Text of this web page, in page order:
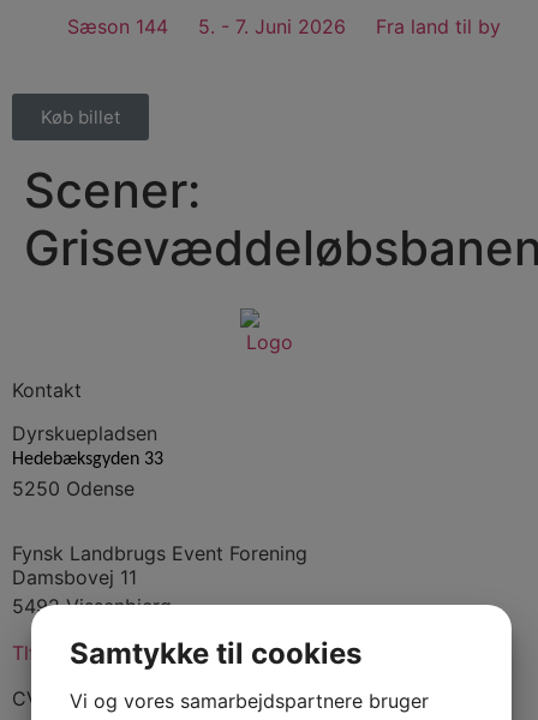
Sæson 144 5. - 7. Juni 2026 Fra land til by
Køb billet
Scener:
Kontakt
Dyrskuepladsen
Hedebæksgyden 33
5250 Odense
Fynsk Landbrugs Event Forening
Damsbovej 11
5492 Vissenbjerg
Tlf:
4032 0069
CVR: 53922910
Samtykke til cookies
Vi og vores samarbejdspartnere bruger